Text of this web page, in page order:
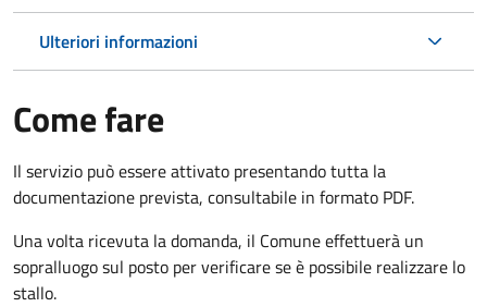
Ulteriori informazioni
Come fare
Il servizio può essere attivato presentando tutta la
documentazione prevista, consultabile in formato PDF.
Una volta ricevuta la domanda, il Comune effettuerà un
sopralluogo sul posto per verificare se è possibile realizzare lo
stallo.